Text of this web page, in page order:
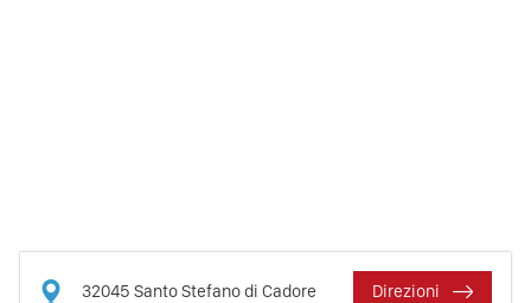
32045 Santo Stefano di Cadore Direzioni